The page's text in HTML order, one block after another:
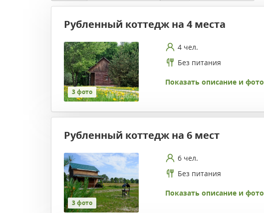
Рубленный коттедж на 4 места
3 фото
4 чел.
Без питания
Показать описание и фото
Рубленный коттедж на 6 мест
3 фото
6 чел.
Без питания
Показать описание и фото